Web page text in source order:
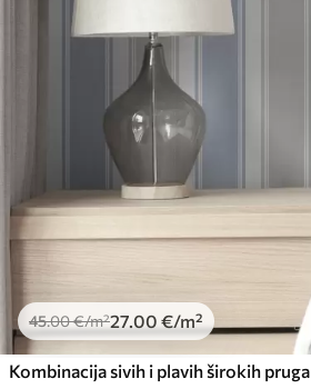
45.00€/m²27.00 €/m²
Kombinacija sivih i plavih širokih pruga